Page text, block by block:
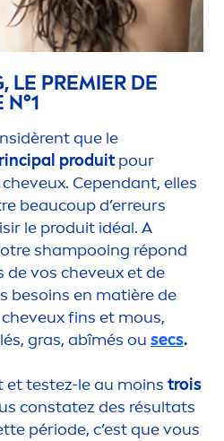
LE PREMIER DE
que le
produitpour
Cependant, elles
beaucoup d’erreurs
le produit idéal. A
shampooing répond
de vos cheveux et de
besoins en matière de
fins et mous,
gras, abîmés ou secs.
et testez-le au moins trois
constatez des résultats
période, c’est que vous